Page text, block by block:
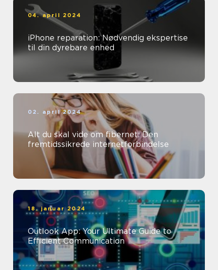
04. april 2024
iPhone reparation: Nødvendig ekspertise
til din dyrebare enhed
02. april 2024
Alt du skal vide om fibernet: Den
fremtidssikrede internetforbindelse
18. januar 2024
Outlook App: Your Ultimate Guide to
Efficient Communication